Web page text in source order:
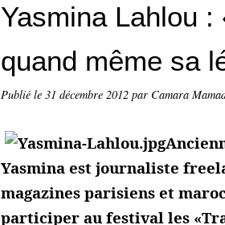
Yasmina Lahlou
quand même sa
Publié le 31 décembre 2012 par Camara
Yasmina est journaliste
magazines parisiens et
participer au festival les